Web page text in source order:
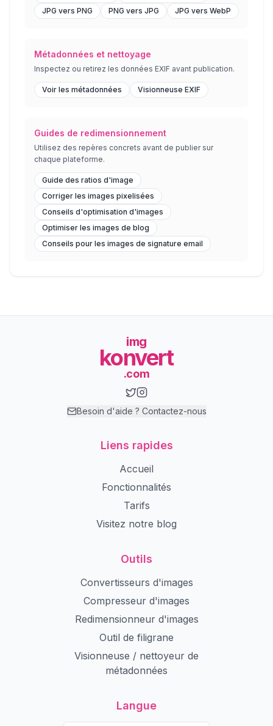
JPG vers PNG
PNG vers JPG JPG vers WebP
Métadonnées et nettoyage
Inspectez ou retirez les données EXIF avant publication.
Voir les métadonnées Visionneuse EXIF
Guides de redimensionnement
Utilisez des repères concrets avant de publier sur
chaque plateforme.
Guide des ratios d'image
Corriger les images pixelisées
Conseils d'optimisation d'images
Optimiser les images de blog
Conseils pour les images de signature email
img
konvert
.com
Besoin d'aide ? Contactez-nous
Liens rapides
Accueil
Fonctionnalités
Tarifs
Visitez notre blog
Outils
Convertisseurs d'images
Compresseur d'images
Redimensionneur d'images
Outil de filigrane
Visionneuse / nettoyeur de
métadonnées
Langue